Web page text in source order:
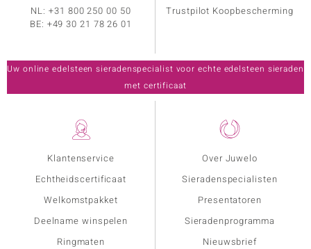
Klantenservice
Echtheidscertificaat
Welkomstpakket
Deelname winspelen
Ringmaten
Over Juwelo
Sieradenspecialisten
Presentatoren
Sieradenprogramma
Nieuwsbrief
NL:+31 800 250 00 50
BE: +49 30 21 78 26 01
Trustpilot Koopbescherming
Uw online edelsteen sieradenspecialist voor echte edelsteen sieraden
met certificaat